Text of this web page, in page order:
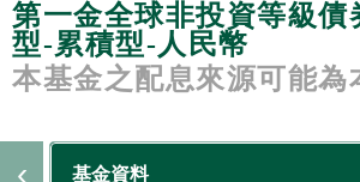
第一金全球非投資等級債
型-累積型-人民幣
本基金之配息來源可能為
基金資料